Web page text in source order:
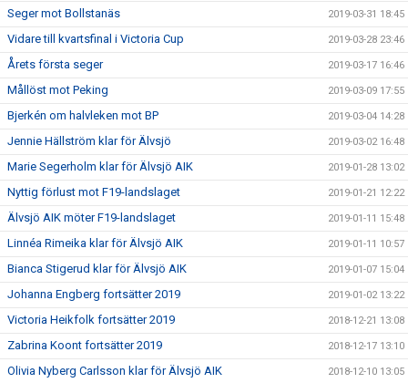
Seger mot Bollstanäs 2019-03-31 18:45
Vidare till kvartsfinal i Victoria Cup 2019-03-28 23:46
Årets första seger 2019-03-17 16:46
Mållöst mot Peking 2019-03-09 17:55
Bjerkén om halvleken mot BP 2019-03-04 14:28
Jennie Hällström klar för Älvsjö 2019-03-02 16:48
Marie Segerholm klar för Älvsjö AIK 2019-01-28 13:02
Nyttig förlust mot F19-landslaget 2019-01-21 12:22
Älvsjö AIK möter F19-landslaget 2019-01-11 15:48
Linnéa Rimeika klar för Älvsjö AIK 2019-01-11 10:57
Bianca Stigerud klar för Älvsjö AIK 2019-01-07 15:04
Johanna Engberg fortsätter 2019 2019-01-02 13:22
Victoria Heikfolk fortsätter 2019 2018-12-21 13:08
Zabrina Koont fortsätter 2019 2018-12-17 13:10
Olivia Nyberg Carlsson klar för Älvsjö AIK 2018-12-10 13:05